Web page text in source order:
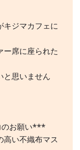
キジマカフェに
ー席に座られた
と思いません
のお願い***
高い不織布マス